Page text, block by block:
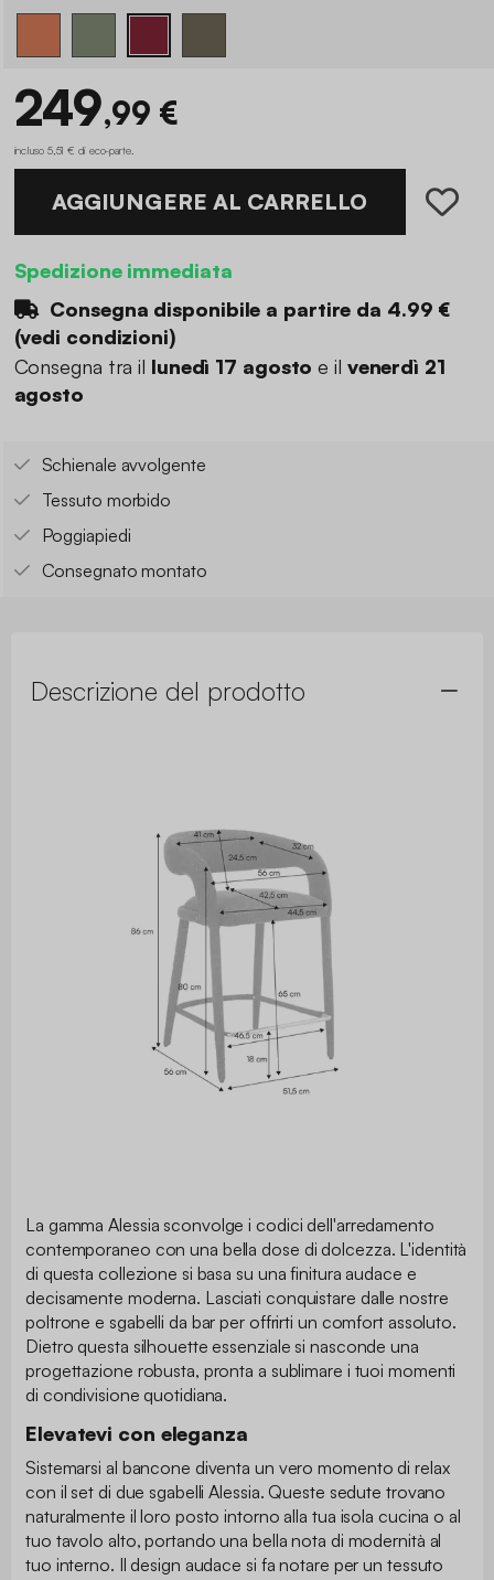
249,99 €
incluso 5,51 € di eco-parte.
AGGIUNGERE AL CARRELLO
Spedizione immediata
Consegna disponibile a partire da 4.99 €
(vedi condizioni)
Consegna tra il lunedì 17 agosto e il venerdì 21
agosto
Schienale avvolgente
Tessuto morbido
Poggiapiedi
Consegnato montato
Descrizione del prodotto
La gamma Alessia sconvolge i codici dell'arredamento
contemporaneo con una bella dose di dolcezza. L'identità
di questa collezione si basa su una finitura audace e
decisamente moderna. Lasciati conquistare dalle nostre
poltrone e sgabelli da bar per offrirti un comfort assoluto.
Dietro questa silhouette essenziale si nasconde una
progettazione robusta, pronta a sublimare i tuoi momenti
di condivisione quotidiana.
Elevatevi con eleganza
Sistemarsi al bancone diventa un vero momento di relax
con il set di due sgabelli Alessia. Queste sedute trovano
naturalmente il loro posto intorno alla tua isola cucina o al
tuo tavolo alto, portando una bella nota di modernità al
tuo interno. Il design audace si fa notare per un tessuto